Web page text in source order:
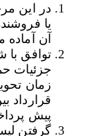
در این
یا
آن
توافق
جزئیات
زمان
قرارداد
پیش
گرفتن